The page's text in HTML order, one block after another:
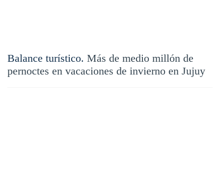
Balance turístico. Más de medio millón de
pernoctes en vacaciones de invierno en Jujuy